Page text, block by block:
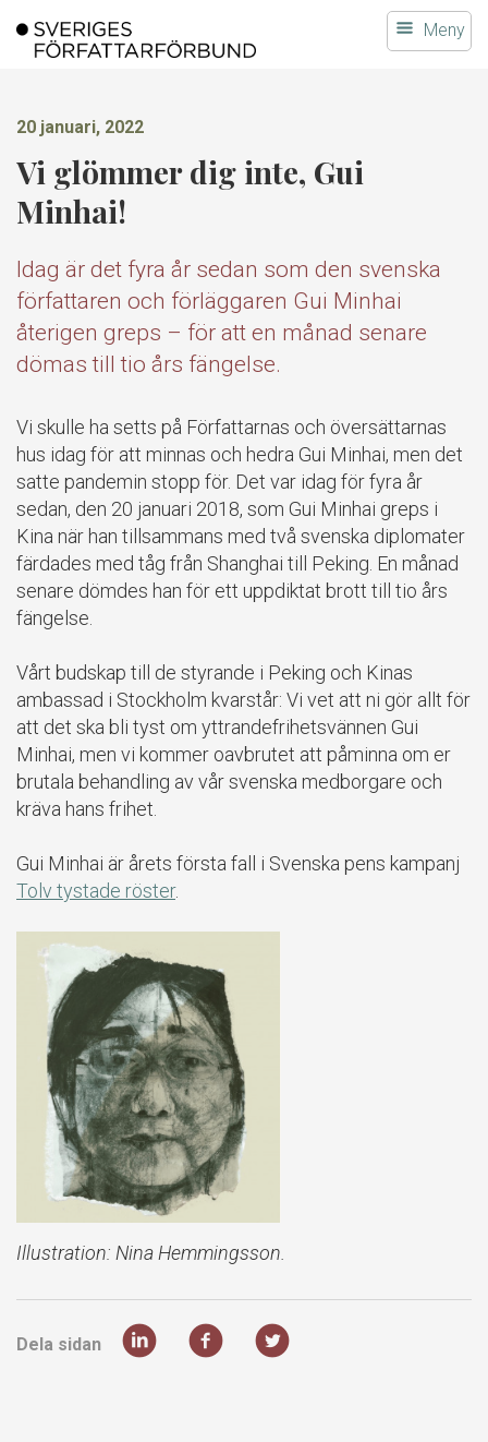
till
Meny
20 januari, 2022
Vi glömmer dig inte, Gui
Minhai!
Idag är det fyra år sedan som den svenska
författaren och förläggaren Gui Minhai
återigen greps – för att en månad senare
dömas till tio års fängelse.
Vi skulle ha setts på Författarnas och översättarnas
hus idag för att minnas och hedra Gui Minhai, men det
satte pandemin stopp för. Det var idag för fyra år
sedan, den 20 januari 2018, som Gui Minhai greps i
Kina när han tillsammans med två svenska diplomater
färdades med tåg från Shanghai till Peking. En månad
senare dömdes han för ett uppdiktat brott till tio års
fängelse.
Vårt budskap till de styrande i Peking och Kinas
ambassad i Stockholm kvarstår: Vi vet att ni gör allt för
att det ska bli tyst om yttrandefrihetsvännen Gui
Minhai, men vi kommer oavbrutet att påminna om er
brutala behandling av vår svenska medborgare och
kräva hans frihet.
Gui Minhai är årets första fall i Svenska pens kampanj
Tolv tystade röster.
Illustration: Nina Hemmingsson.
Dela sidan